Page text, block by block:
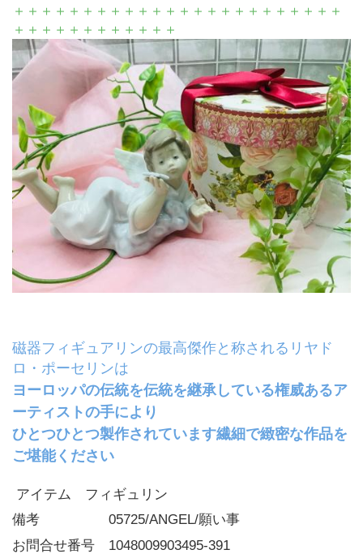
＋＋＋＋＋＋＋＋＋＋＋＋＋＋＋＋＋＋＋＋＋＋＋＋
＋＋＋＋＋＋＋＋＋＋＋＋
磁器フィギュアリンの最高傑作と称されるリヤド
ロ・ポーセリンは
ヨーロッパの伝統を伝統を継承している権威あるア
ーティストの手により
ひとつひとつ製作されています繊細で緻密な作品を
ご堪能ください
アイテム フィギュリン
備考     05725/ANGEL/願い事
お問合せ番号 1048009903495-391